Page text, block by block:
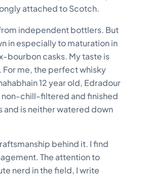
attached to Scotch.
independent bottlers. But
in especially to maturation in
bourbon casks. My taste is
me, the perfect whisky
12 year old, Edradour
non-chill-filtered and finished
and is neither watered down
behind it. I find
The attention to
nerd in the field, I write